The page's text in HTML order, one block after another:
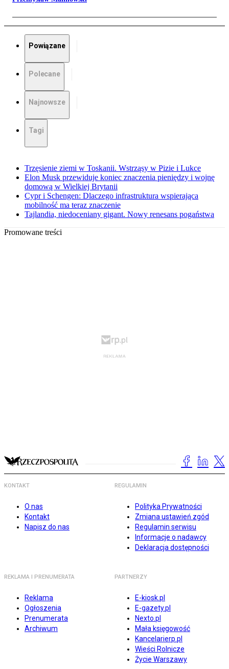
Powiązane
Polecane
Najnowsze
Tagi
Trzęsienie ziemi w Toskanii. Wstrząsy w Pizie i Lukce
Elon Musk przewiduje koniec znaczenia pieniędzy i wojnę
domową w Wielkiej Brytanii
Cypr i Schengen: Dlaczego infrastruktura wspierająca
mobilność ma teraz znaczenie
Tajlandia, niedoceniany gigant. Nowy renesans pogaństwa
Promowane treści
KONTAKT
O nas
Kontakt
Napisz do nas
REGULAMIN
Polityka Prywatności
Zmiana ustawień zgód
Regulamin serwisu
Informacje o nadawcy
Deklaracja dostępności
REKLAMA I PRENUMERATA
Reklama
Ogłoszenia
Prenumerata
Archiwum
PARTNERZY
E-kiosk.pl
E-gazety.pl
Nexto.pl
Mała księgowość
Kancelarierp.pl
Wieści Rolnicze
Życie Warszawy